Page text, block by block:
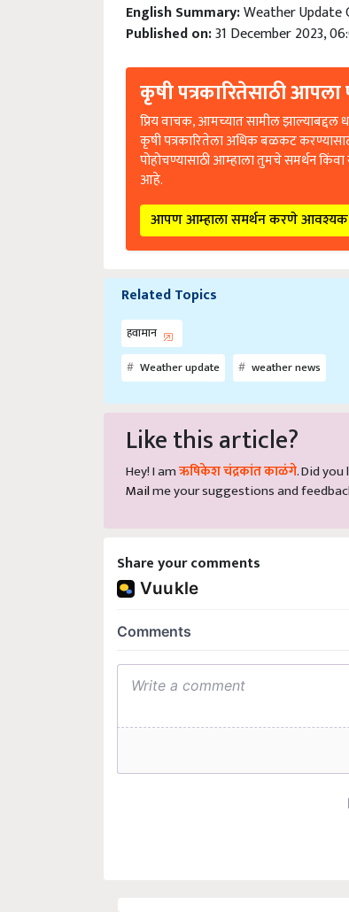
English Summary:Weather Update
Published on:31 December 2023,
कृषी पत्रकारितेसाठी आपला
प्रिय वाचक, आमच्यात सामील झाल्याबद्दल
कृषी पत्रकारितेला अधिक बळकट
पोहोचण्यासाठी आम्हाला तुमचे समर्थन
आहे.
आपण आम्हाला समर्थन करणे
Related Topics
हवामान
Weather update
weather news
Like this article?
Hey! I amऋषिकेश चंद्रकांत काळंगे. Did
Mailme your suggestions and
Share your comments